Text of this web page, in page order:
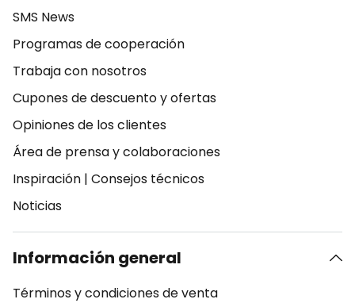
SMS News
Programas de cooperación
Trabaja con nosotros
Cupones de descuento y ofertas
Opiniones de los clientes
Área de prensa y colaboraciones
Inspiración | Consejos técnicos
Noticias
Información general
Términos y condiciones de venta